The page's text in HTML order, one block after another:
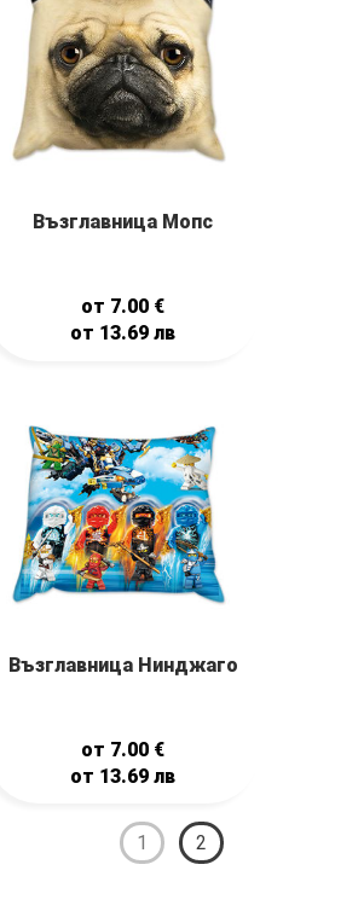
Възглавница Мопс
от 7.00 €
от 13.69лв
Възглавница Нинджаго
от 7.00 €
от 13.69лв
1 2